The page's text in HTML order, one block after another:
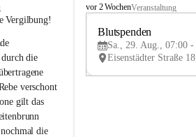
Vergilbung!
die
verschont
gilt das
die
B
e
vor 2 WochenVeranstaltung
Blutspenden
Sa., 29. Aug., 07:00 -